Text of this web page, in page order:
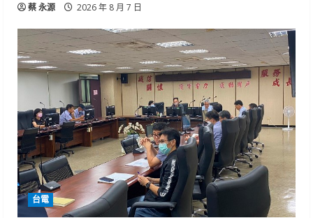
蔡 永源 2026 年 8 月 7 日
台電